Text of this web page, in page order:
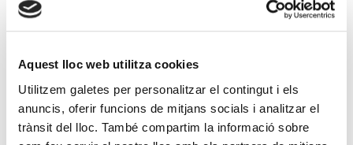
Aquest lloc web utilitza cookies
Utilitzem galetes per personalitzar el contingut i els
anuncis, oferir funcions de mitjans socials i analitzar el
trànsit del lloc. També compartim la informació sobre
discapacitat intel·lectual tenen més propensió a
l’obesitat i al sobrepès en comparació amb la població
l’esport, i quins aspectes i aliments poden contribuir a
tenir un millor rendiment i prevenir lesions. Es farà
incidència en la importància de tenir una bona
composició corporal quant a massa muscular,